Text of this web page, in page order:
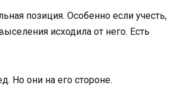
позиция. Особенно если учесть,
исходила от него. Есть
Но они на его стороне.